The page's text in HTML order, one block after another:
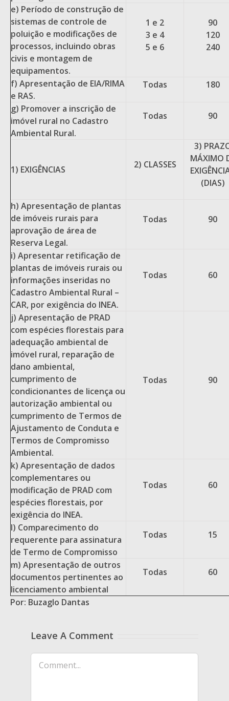
e) Período de construção de
sistemas de controle de
poluição e modificações de
processos, incluindo obras
civis e montagem de
equipamentos.
1 e 2
3 e 4
5 e 6
90
120
240
f) Apresentação de EIA/RIMA
e RAS.
Todas 180
g) Promover a inscrição de
imóvel rural no Cadastro
Ambiental Rural.
Todas 90
1) EXIGÊNCIAS 2) CLASSES
3)
MÁXIMO
(DIAS)
h) Apresentação de plantas
de imóveis rurais para
aprovação de área de
Reserva Legal.
Todas 90
i) Apresentar retificação de
plantas de imóveis rurais ou
informações inseridas no
Cadastro Ambiental Rural –
CAR, por exigência do INEA.
Todas 60
j) Apresentação de PRAD
com espécies florestais para
adequação ambiental de
imóvel rural, reparação de
dano ambiental,
cumprimento de
condicionantes de licença ou
autorização ambiental ou
cumprimento de Termos de
Ajustamento de Conduta e
Termos de Compromisso
Ambiental.
Todas 90
k) Apresentação de dados
complementares ou
modificação de PRAD com
espécies florestais, por
exigência do INEA.
Todas 60
I) Comparecimento do
requerente para assinatura
de Termo de Compromisso
Todas 15
m) Apresentação de outros
documentos pertinentes ao
licenciamento ambiental
Todas 60
Por: Buzaglo Dantas
Leave A Comment
Comment